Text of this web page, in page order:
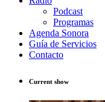
Podcast
Programas
Agenda Sonora
Guía de Servicios
Contacto
Current show